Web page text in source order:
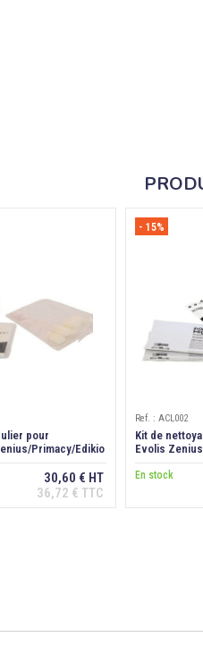
pour
Primacy/Edikio
30,60 € HT
36,72 € TTC
- 15%
Ref. : ACL002
Kit de
Evolis
En stock